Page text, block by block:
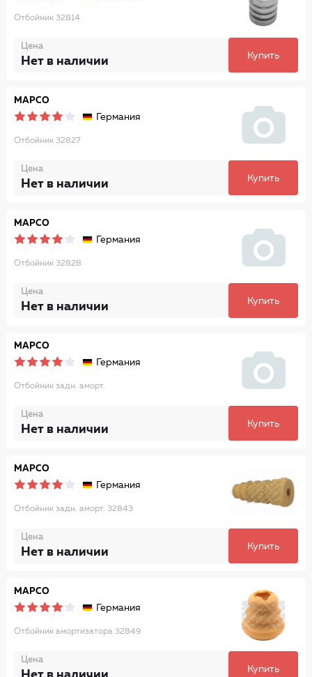
Отбойник 32814
Цена
Нет в наличии Купить
MAPCO
Германия
Отбойник 32827
Цена
Нет в наличии Купить
MAPCO
Германия
Отбойник 32828
Цена
Нет в наличии Купить
MAPCO
Германия
Отбойник задн. аморт.
Цена
Нет в наличии Купить
MAPCO
Германия
Отбойник задн. аморт. 32843
Цена
Нет в наличии Купить
MAPCO
Германия
Отбойник амортизатора 32849
Цена
Купить